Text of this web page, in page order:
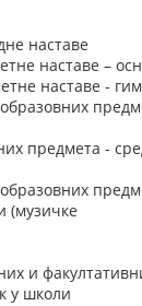
наставе
наставе –
наставе -
предмета -
(музичке
и
у школи